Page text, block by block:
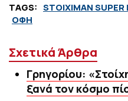
TAGS: STOIXIMAN SUPER
ΟΦΗ
Σχετικά Άρθρα
Γρηγορίου:
ξανά τον κόσμο